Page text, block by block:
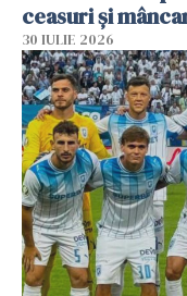
ceasuri și
30 IULIE 2026